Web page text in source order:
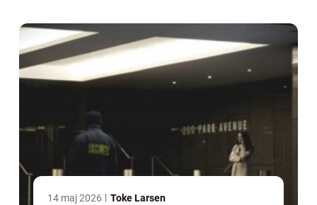
14 maj 2026 Toke Larsen